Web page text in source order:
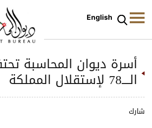
English
أسرة ديوان المحاسبة
الــــ78 لإستقلال المملكة
شارك